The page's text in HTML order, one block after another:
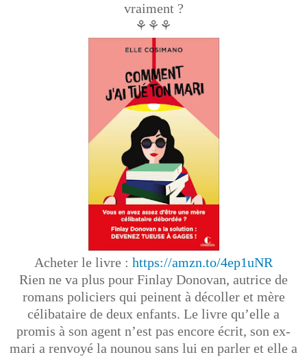
vraiment ?
⚘⚘⚘
Acheter le livre : https://amzn.to/4ep1uNR
Rien ne va plus pour Finlay Donovan, autrice de
romans policiers qui peinent à décoller et mère
célibataire de deux enfants. Le livre qu’elle a
promis à son agent n’est pas encore écrit, son ex-
mari a renvoyé la nounou sans lui en parler et elle a